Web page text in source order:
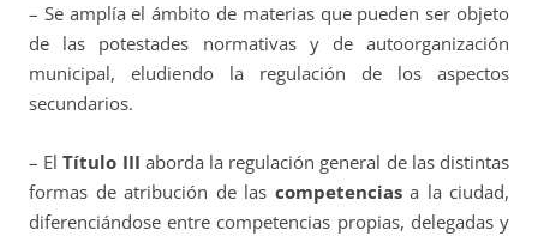
– Se amplía el ámbito de materias que pueden ser objeto
de las potestades normativas y de autoorganización
municipal, eludiendo la regulación de los aspectos
secundarios.
– ElTítulo III aborda la regulación general de las distintas
formas de atribución de las competenciasa la ciudad,
diferenciándose entre competencias propias, delegadas y